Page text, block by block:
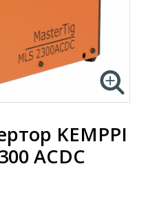
KEMPPI
ACDC